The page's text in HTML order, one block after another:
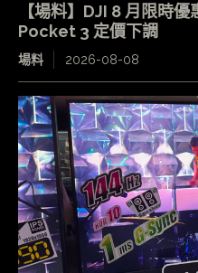
【場料】DJI 8 月限時
Pocket 3 定價下調
場料 2026-08-08